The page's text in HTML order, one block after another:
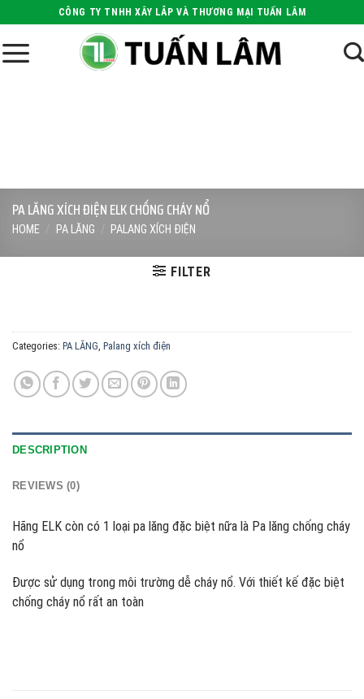
to
content
CÔNG TY TNHH XÂY LẮP VÀ THƯƠNG MẠI TUẤN LÂM
PA LĂNG XÍCH ĐIỆN ELK CHỐNG CHÁY NỔ
HOME / PA LĂNG / PALANG XÍCH ĐIỆN
FILTER
Categories: PA LĂNG, Palang xích điện
DESCRIPTION
REVIEWS (0)
Hãng ELK còn có 1 loại pa lăng đặc biệt nữa là Pa lăng chống cháy
nổ
Được sử dụng trong môi trường dễ cháy nổ. Với thiết kế đặc biệt
chống cháy nổ rất an toàn